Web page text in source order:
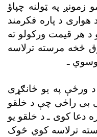
په ټولنه چپاؤ
د پاره فکرمند
هر قيمت ورکولو ته
څخه مرسته ترلاسه
ـ
ورځې په يو ځانګړى
بى راځى چې د خلقو
دعا کوى ـ د خلقو يو
ترلاسه کوي څوک